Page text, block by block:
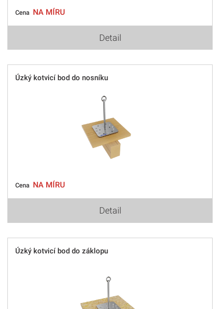
Cena NA MÍRU
Detail
Úzký kotvicí bod do nosníku
Cena NA MÍRU
Detail
Úzký kotvicí bod do záklopu